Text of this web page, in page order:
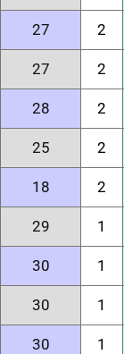
27 2
27 2
28 2
25 2
18 2
29 1
30 1
30 1
30 1